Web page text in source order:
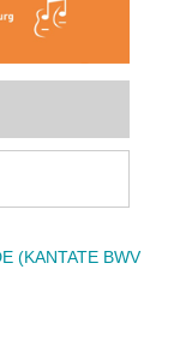
(KANTATE BWV